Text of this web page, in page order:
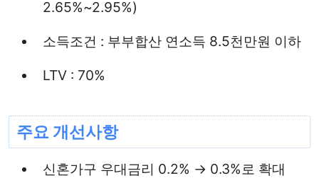
2.65%~2.95%)
소득조건 : 부부합산 연소득 8.5천만원 이하
LTV : 70%
주요 개선사항
신혼가구 우대금리 0.2% → 0.3%로 확대